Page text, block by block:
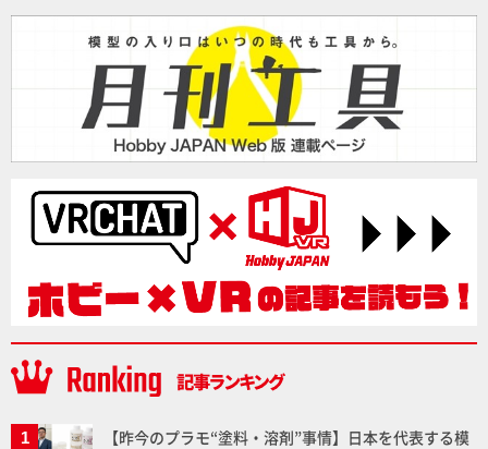
【昨今のプラモ“塗料・溶剤”事情】日本を代表する模